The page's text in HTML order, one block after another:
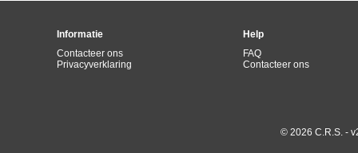
Informatie
Contacteer ons
Privacyverklaring
Help
FAQ
Contacteer ons
© 2026 C.R.S. -